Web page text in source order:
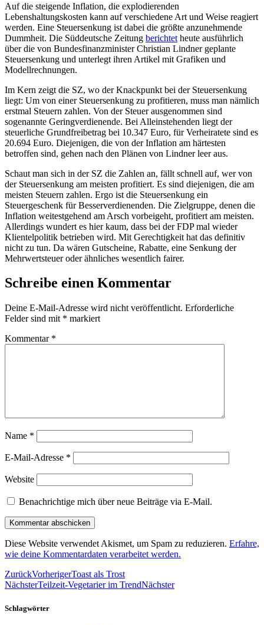
Auf die steigende Inflation, die explodierenden
Lebenshaltungskosten kann auf verschiedene Art und Weise reagiert
werden. Eine Steuersenkung ist dabei die größte anzunehmende
Dummheit. Die Süddeutsche Zeitung berichtet heute ausführlich
über die von Bundesfinanzminister Christian Lindner geplante
Steuersenkung und unterlegt ihren Artikel mit Grafiken und
Modellrechnungen.
Im Kern zeigt die SZ, wo der Knackpunkt bei der Steuersenkung
liegt: Um von einer Steuersenkung zu profitieren, muss man nämlich
erstmal Steuern zahlen. Von der Steuer ausgenommen sind
sogenannte Geringverdienende. Bei Alleinstehenden liegt der
steuerliche Grundfreibetrag bei 10.347 Euro, für Verheiratete sind es
20.694 Euro. Diejenigen, die von der Inflation am härtesten
betroffen sind, gehen nach den Plänen von Lindner leer aus.
Schaut man sich in der SZ die Zahlen an, fällt schnell auf, wer von
der Steuersenkung am meisten profitiert. Es sind diejenigen, die am
meisten Steuern zahlen. Ergo ist die Steuersenkung ein
Steuergeschenk für Besserverdienenden. Die Zielgruppe, denen die
Inflation weitestgehend am Arsch vorbeigeht, profitiert am meisten.
Allerdings wundert es hier kaum, dass bei der FDP mal wieder
Klientelpolitik betrieben wird. Mit Gerechtigkeit hat das definitiv
nicht zu tun. Da wären Gutscheine, Rabatte, eine Senkung der
Mehrwertsteuer oder ähnliches wesentlich fairer.
Schreibe einen Kommentar
Deine E-Mail-Adresse wird nicht veröffentlicht. Erforderliche
Felder sind mit * markiert
Kommentar *
Name *
E-Mail-Adresse *
Website
Benachrichtige mich über neue Beiträge via E-Mail.
Diese Website verwendet Akismet, um Spam zu reduzieren. Erfahre,
wie deine Kommentardaten verarbeitet werden.
ZurückVorherigerToast als Trost
NächsterTeilzeit-Vegetarier im TrendNächster
Schlagwörter